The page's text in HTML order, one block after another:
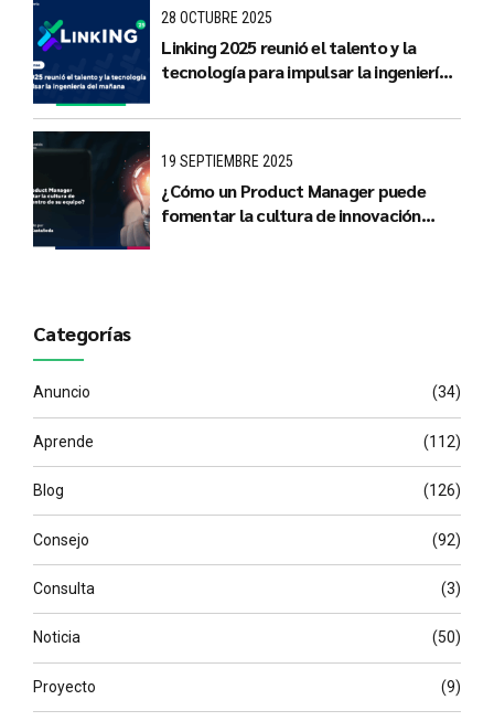
28 OCTUBRE 2025
Linking 2025 reunió el talento y la
tecnología para impulsar la ingeniería
19 SEPTIEMBRE 2025
¿Cómo un Product Manager puede
fomentar la cultura de innovación
Categorías
Anuncio (34)
Aprende (112)
Blog (126)
Consejo (92)
Consulta (3)
Noticia (50)
Proyecto (9)